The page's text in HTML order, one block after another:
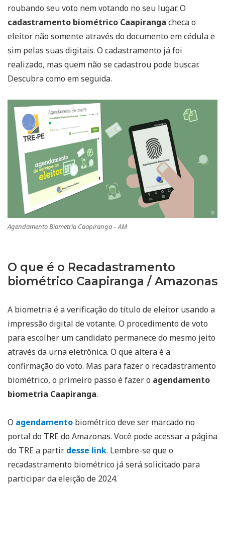
roubando seu voto nem votando no seu lugar. O
cadastramento biométrico Caapiranga checa o
eleitor não somente através do documento em cédula e
sim pelas suas digitais. O cadastramento já foi
realizado, mas quem não se cadastrou pode buscar.
Descubra como em seguida.
Agendamento Biometria Caapiranga – AM
O que é o Recadastramento
biométrico Caapiranga / Amazonas
A biometria é a verificação do título de eleitor usando a
impressão digital de votante. O procedimento de voto
para escolher um candidato permanece do mesmo jeito
através da urna eletrônica. O que altera é a
confirmação do voto. Mas para fazer o recadastramento
biométrico, o primeiro passo é fazer o agendamento
biometria Caapiranga.
O agendamento biométrico deve ser marcado no
portal do TRE do Amazonas. Você pode acessar a página
do TRE a partir desse link. Lembre-se que o
recadastramento biométrico já será solicitado para
participar da eleição de 2024.